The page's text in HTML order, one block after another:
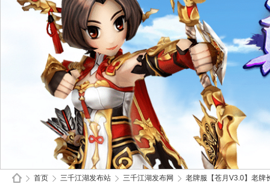
首页 三千江湖发布站 三千江湖发布网 老牌服【苍月V3.0】老牌